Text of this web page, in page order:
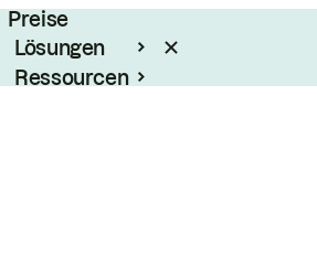
Preise
Lösungen
Ressourcen